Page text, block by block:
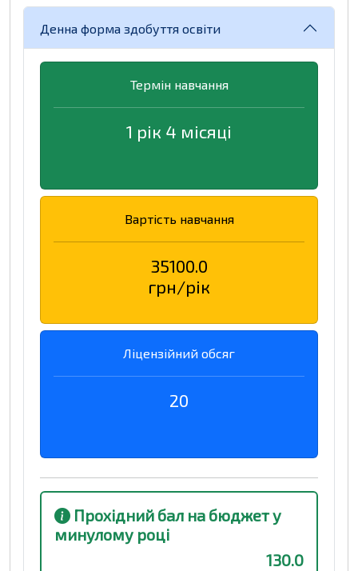
Денна форма здобуття освіти
Термін навчання
1 рік 4 місяці
Вартість навчання
35100.0
грн/рік
Ліцензійний обсяг
20
Прохідний бал на бюджет у
минулому році
130.0